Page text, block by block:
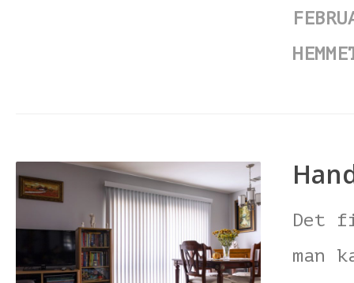
Det
man